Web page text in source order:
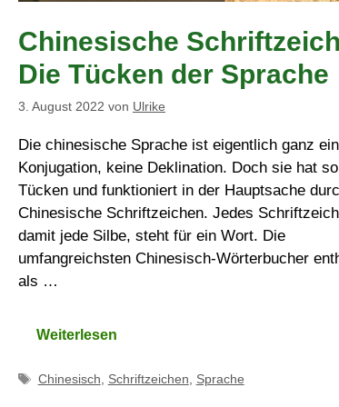
Chinesische
Die Tücken der Sprache
3. August 2022 von Ulrike
Die chinesische Sprache ist eigentlich ganz
Konjugation, keine Deklination. Doch sie hat
Tücken und funktioniert in der Hauptsache
Chinesische Schriftzeichen. Jedes
damit jede Silbe, steht für ein Wort. Die
umfangreichsten Chinesisch-Wörterbucher
als …
Weiterlesen
Schlagwörter
Chinesisch Schriftzeichen Sprache